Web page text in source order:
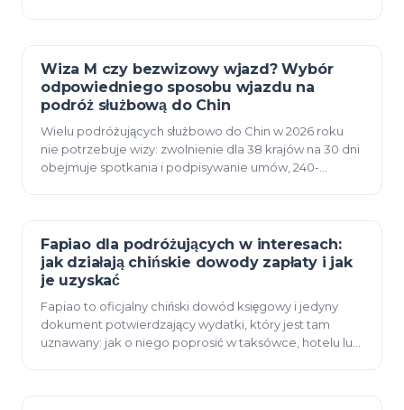
12 czerwca 2026
Wiza M czy bezwizowy wjazd? Wybór
odpowiedniego sposobu wjazdu na
podróż służbową do Chin
Wielu podróżujących służbowo do Chin w 2026 roku
nie potrzebuje wizy: zwolnienie dla 38 krajów na 30 dni
obejmuje spotkania i podpisywanie umów, 240-
12 czerwca 2026
Fapiao dla podróżujących w interesach:
jak działają chińskie dowody zapłaty i jak
je uzyskać
Fapiao to oficjalny chiński dowód księgowy i jedyny
dokument potwierdzający wydatki, który jest tam
uznawany: jak o niego poprosić w taksówce, hotelu lub